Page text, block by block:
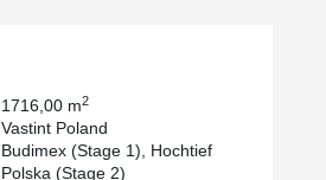
1716,00 m2
Vastint Poland
Budimex (Stage 1), Hochtief
Polska (Stage 2)